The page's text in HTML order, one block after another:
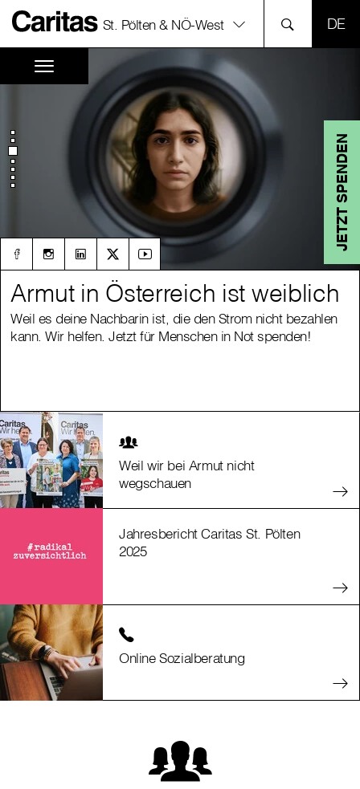
St. Pölten & NÖ-West
JETZT SPENDEN
Armut in Österreich ist weiblich
Weil es deine Nachbarin ist, die den Strom nicht bezahlen
kann. Wir helfen. Jetzt für Menschen in Not spenden!
Armut in Österreich ist weiblich
Weil es deine Nachbarin ist, die den Strom nicht bezahlen
kann. Wir helfen. Jetzt für Menschen in Not spenden!
Weil wir bei Armut nicht
wegschauen
Jahresbericht Caritas St. Pölten
2025
Online Sozialberatung